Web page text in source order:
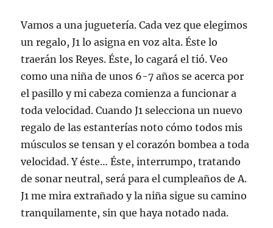
Vamos a una juguetería. Cada vez que elegimos
un regalo, J1 lo asigna en voz alta. Éste lo
traerán los Reyes. Éste, lo cagará el tió. Veo
como una niña de unos 6-7 años se acerca por
el pasillo y mi cabeza comienza a funcionar a
toda velocidad. Cuando J1 selecciona un nuevo
regalo de las estanterías noto cómo todos mis
músculos se tensan y el corazón bombea a toda
velocidad. Y éste… Éste, interrumpo, tratando
de sonar neutral, será para el cumpleaños de A.
J1 me mira extrañado y la niña sigue su camino
tranquilamente, sin que haya notado nada.